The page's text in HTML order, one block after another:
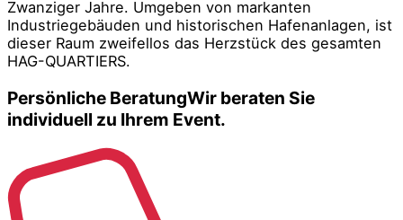
Zwanziger Jahre. Umgeben von markanten
Industriegebäuden und historischen Hafenanlagen, ist
dieser Raum zweifellos das Herzstück des gesamten
HAG-QUARTIERS.
Persönliche BeratungWir beraten Sie
individuell zu Ihrem Event.